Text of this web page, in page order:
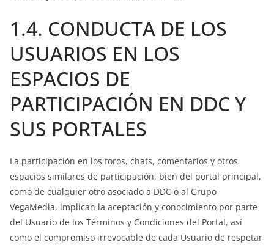
1.4. CONDUCTA DE LOS
USUARIOS EN LOS
ESPACIOS DE
PARTICIPACIÓN EN DDC Y
SUS PORTALES
La participación en los foros, chats, comentarios y otros
espacios similares de participación, bien del portal principal,
como de cualquier otro asociado a DDC o al Grupo
VegaMedia, implican la aceptación y conocimiento por parte
del Usuario de los Términos y Condiciones del Portal, así
como el compromiso irrevocable de cada Usuario de respetar